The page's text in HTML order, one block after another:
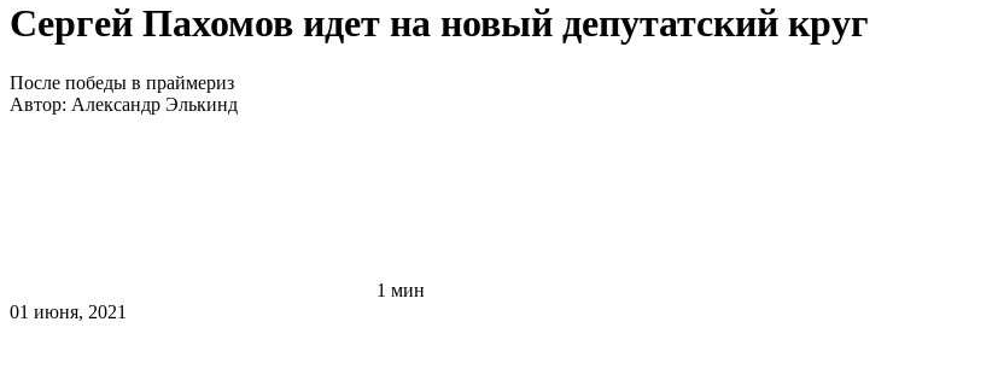
Сергей Пахомов идет на новый депутатский круг
После победы в праймериз
Автор: Александр Элькинд
1 мин
01 июня, 2021